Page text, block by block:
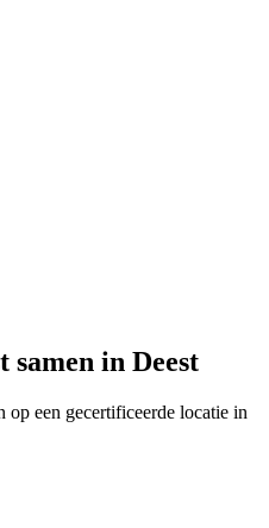
samen in Deest
op een gecertificeerde locatie in